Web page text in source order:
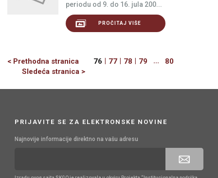
periodu od 9. do 16. jula 200...
PROČITAJ VIŠE
< Prethodna stranicaPrevious
76 | 77 | 78 | 79 ...
80
Sledeća stranica >Next
PRIJAVITE SE ZA ELEKTRONSKE NOVINE
Najnovije informacije direktno na vašu adresu